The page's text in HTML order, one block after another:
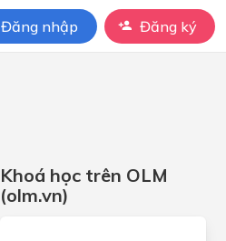
Đăng nhập Đăng ký
Khoá học trên OLM
(olm.vn)